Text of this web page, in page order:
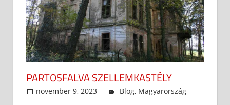
PARTOSFALVA SZELLEMKASTÉLY
november 9, 2023 admin
Blog, Magyarország